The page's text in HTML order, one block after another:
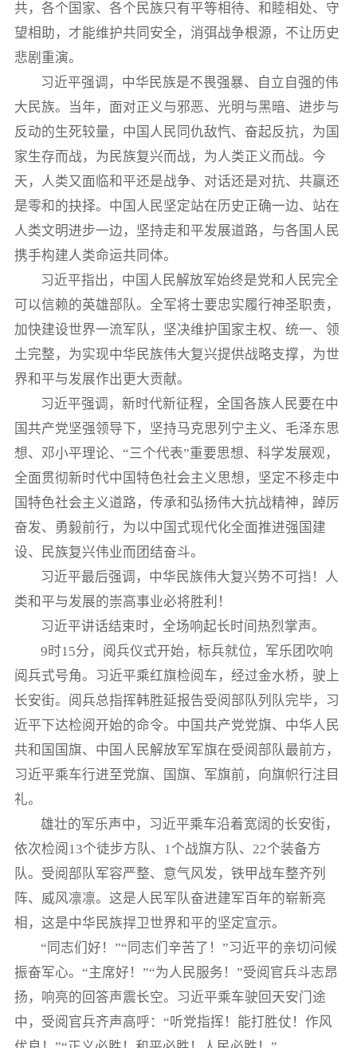
共，各个国家、各个民族只有平等相待、和睦相处、守
望相助，才能维护共同安全，消弭战争根源，不让历史
悲剧重演。
习近平强调，中华民族是不畏强暴、自立自强的伟
大民族。当年，面对正义与邪恶、光明与黑暗、进步与
反动的生死较量，中国人民同仇敌忾、奋起反抗，为国
家生存而战，为民族复兴而战，为人类正义而战。今
天，人类又面临和平还是战争、对话还是对抗、共赢还
是零和的抉择。中国人民坚定站在历史正确一边、站在
人类文明进步一边，坚持走和平发展道路，与各国人民
携手构建人类命运共同体。
习近平指出，中国人民解放军始终是党和人民完全
可以信赖的英雄部队。全军将士要忠实履行神圣职责，
加快建设世界一流军队，坚决维护国家主权、统一、领
土完整，为实现中华民族伟大复兴提供战略支撑，为世
界和平与发展作出更大贡献。
习近平强调，新时代新征程，全国各族人民要在中
国共产党坚强领导下，坚持马克思列宁主义、毛泽东思
想、邓小平理论、“三个代表”重要思想、科学发展观，
全面贯彻新时代中国特色社会主义思想，坚定不移走中
国特色社会主义道路，传承和弘扬伟大抗战精神，踔厉
奋发、勇毅前行，为以中国式现代化全面推进强国建
设、民族复兴伟业而团结奋斗。
习近平最后强调，中华民族伟大复兴势不可挡！人
类和平与发展的崇高事业必将胜利！
习近平讲话结束时，全场响起长时间热烈掌声。
9时15分，阅兵仪式开始，标兵就位，军乐团吹响
阅兵式号角。习近平乘红旗检阅车，经过金水桥，驶上
长安街。阅兵总指挥韩胜延报告受阅部队列队完毕，习
近平下达检阅开始的命令。中国共产党党旗、中华人民
共和国国旗、中国人民解放军军旗在受阅部队最前方，
习近平乘车行进至党旗、国旗、军旗前，向旗帜行注目
礼。
雄壮的军乐声中，习近平乘车沿着宽阔的长安街，
依次检阅13个徒步方队、1个战旗方队、22个装备方
队。受阅部队军容严整、意气风发，铁甲战车整齐列
阵、威风凛凛。这是人民军队奋进建军百年的崭新亮
相，这是中华民族捍卫世界和平的坚定宣示。
“同志们好！”“同志们辛苦了！”习近平的亲切问候
振奋军心。“主席好！”“为人民服务！”受阅官兵斗志昂
扬，响亮的回答声震长空。习近平乘车驶回天安门途
中，受阅官兵齐声高呼：“听党指挥！能打胜仗！作风